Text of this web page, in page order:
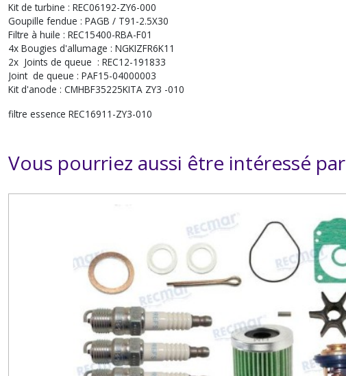
Kit de turbine : REC06192-ZY6-000
Goupille fendue : PAGB / T91-2.5X30
Filtre à huile : REC15400-RBA-F01
4x Bougies d'allumage : NGKIZFR6K11
2x Joints de queue : REC12-191833
Joint de queue : PAF15-04000003
Kit d'anode : CMHBF35225KITA ZY3 -010
filtre essence REC16911-ZY3-010
Vous pourriez aussi être intéressé par